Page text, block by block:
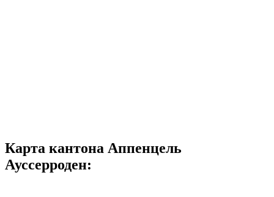
Карта кантона Аппенцель
Ауссерроден: